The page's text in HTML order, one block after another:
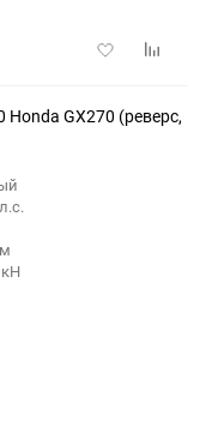
Добавить
Honda GX270 (реверс,